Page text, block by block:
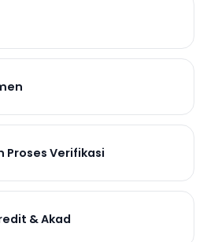
Proses Verifikasi
& Akad